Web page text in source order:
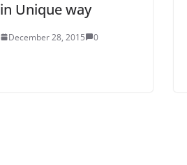
in Unique way
December 28, 2015 0